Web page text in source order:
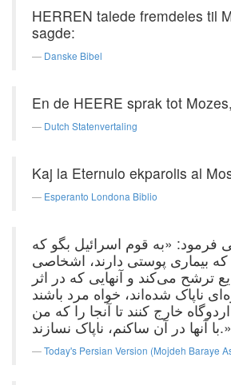
HERREN talede fremdeles til
sagde:
Danske Bibel
En de HEERE sprak tot
Dutch Statenvertaling
Kaj la Eternulo ekparolis al
Esperanto Londona Biblio
فرمود: «به قوم اسرائیل بگو که
بیماری پوستی دارند، اشخاصی
ترشح می‌کند و آنهایی که در اثر
ناپاک شده‌اند، خواه مرد باشند
خارج کنند تا آنجا را که من
با آنها در آن ساکنم، ناپاک نسازند.»
Today's Persian Version (Mojdeh Baraye